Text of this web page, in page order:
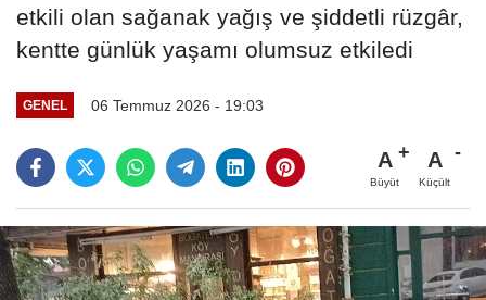
etkili olan sağanak yağış ve şiddetli rüzgâr,
kentte günlük yaşamı olumsuz etkiledi
GENEL 06 Temmuz 2026 - 19:03
A
Büyüt
A
Küçült